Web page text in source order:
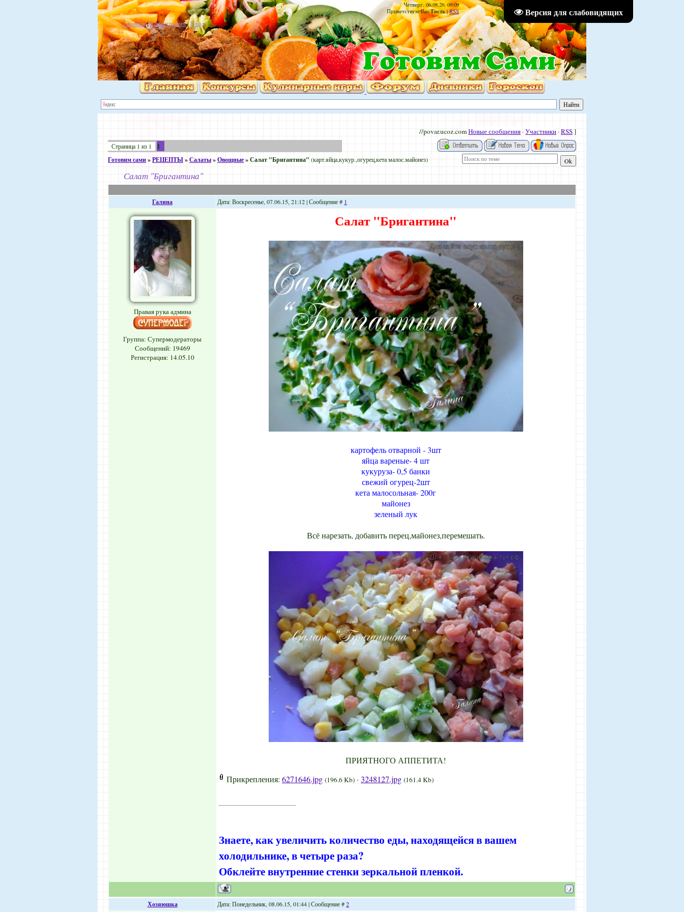
Версия для слабовидящих
Четверг, 06.08.26, 09:09
Приветствую Вас Гость|RSS
Главная|Регистрация|Вход
//povar.ucoz.comНовые сообщения ·Участники ·RSS]
Страница 1 из 1 1
Готовим сами»РЕЦЕПТЫ»Салаты»Овощные»Салат "Бригантина" (карт.яйца,кукур.,огурец,кета малос.майонез)
Салат "Бригантина"
Галина Дата: Воскресенье, 07.06.15, 21:12 | Сообщение # 1
Правая рука админа
Группа: Супермодераторы
Сообщений: 19469
Регистрация: 14.05.10
Салат "Бригантина"
картофель отварной - 3шт
яйца вареные- 4 шт
кукуруза- 0,5 банки
свежий огурец-2шт
кета малосольная- 200г
майонез
зеленый лук
Всё нарезать, добавить перец,майонез,перемешать.
ПРИЯТНОГО АППЕТИТА!
Прикрепления: 6271646.jpg (196.6 Kb) · 3248127.jpg (161.4 Kb)
Знаете, как увеличить количество еды, находящейся в вашем
холодильнике, в четыре раза?
Обклейте внутренние стенки зеркальной пленкой.
Хозяюшка Дата: Понедельник, 08.06.15, 01:44 | Сообщение #2